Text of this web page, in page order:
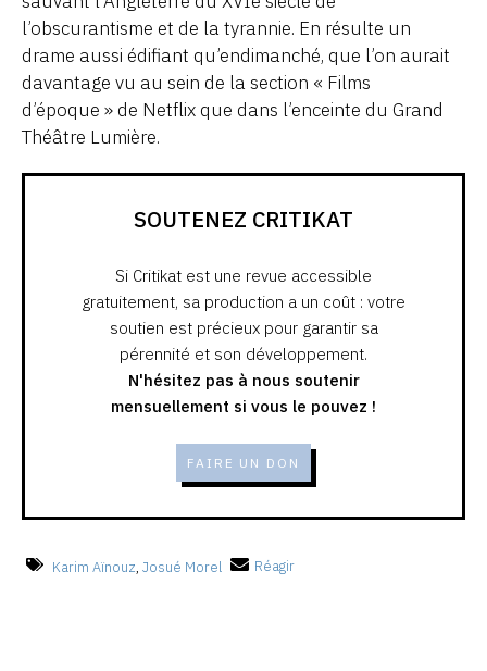
l’obscurantisme et de la tyrannie. En résulte un
drame aussi édifiant qu’endimanché, que l’on aurait
davantage vu au sein de la section « Films
d’époque » de Netflix que dans l’enceinte du Grand
Théâtre Lumière.
SOUTENEZ CRITIKAT
Si Critikat est une revue accessible
gratuitement, sa production a un coût : votre
soutien est précieux pour garantir sa
pérennité et son développement.
N'hésitez pas à nous soutenir
mensuellement si vous le pouvez !
FAIRE UN DON
Karim Aïnouz Josué Morel Réagir